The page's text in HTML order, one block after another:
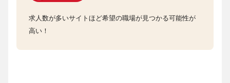
求人数が多いサイトほど希望の職場が見つかる可能性が
高い！